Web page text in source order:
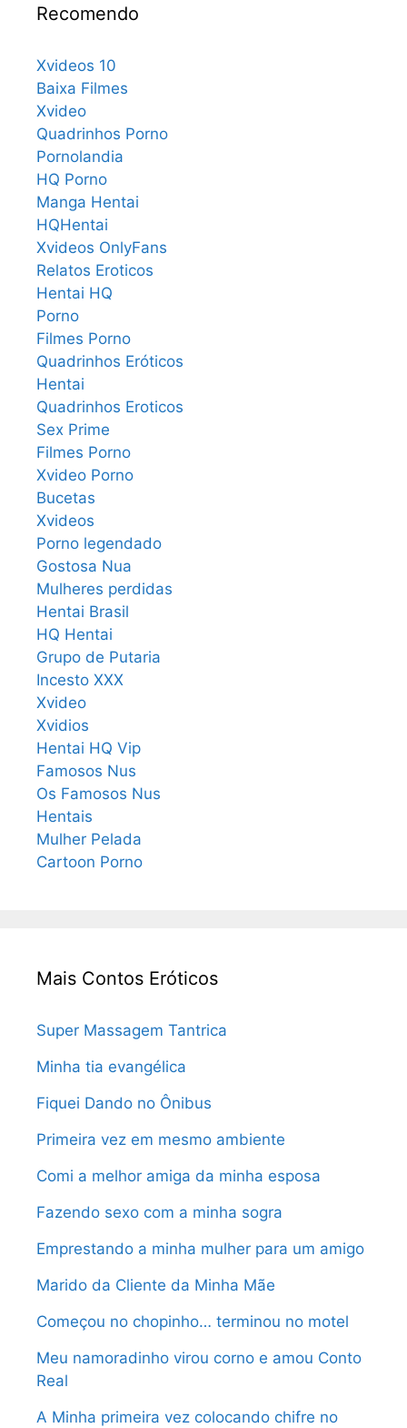
Recomendo
Xvideos 10
Baixa Filmes
Xvideo
Quadrinhos Porno
Pornolandia
HQ Porno
Manga Hentai
HQHentai
Xvideos OnlyFans
Relatos Eroticos
Hentai HQ
Porno
Filmes Porno
Quadrinhos Eróticos
Hentai
Quadrinhos Eroticos
Sex Prime
Filmes Porno
Xvideo Porno
Bucetas
Xvideos
Porno legendado
Gostosa Nua
Mulheres perdidas
Hentai Brasil
HQ Hentai
Grupo de Putaria
Incesto XXX
Xvideo
Xvidios
Hentai HQ Vip
Famosos Nus
Os Famosos Nus
Hentais
Mulher Pelada
Cartoon Porno
Mais Contos Eróticos
Super Massagem Tantrica
Minha tia evangélica
Fiquei Dando no Ônibus
Primeira vez em mesmo ambiente
Comi a melhor amiga da minha esposa
Fazendo sexo com a minha sogra
Emprestando a minha mulher para um amigo
Marido da Cliente da Minha Mãe
Começou no chopinho… terminou no motel
Meu namoradinho virou corno e amou Conto
Real
A Minha primeira vez colocando chifre no